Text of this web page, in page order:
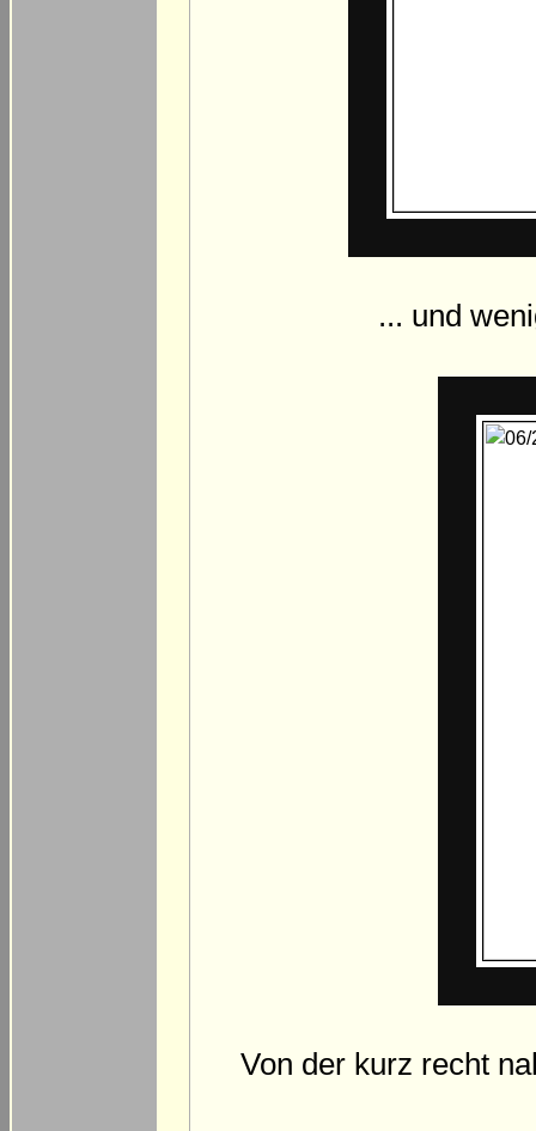
... und
Von der kurz recht